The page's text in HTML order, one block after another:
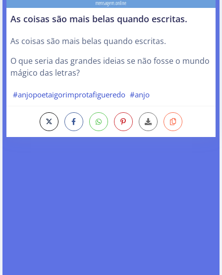
As coisas são mais belas quando escritas.
As coisas são mais belas quando escritas.
O que seria das grandes ideias se não fosse o mundo
mágico das letras?
#anjopoetaigorimprotafigueredo #anjo